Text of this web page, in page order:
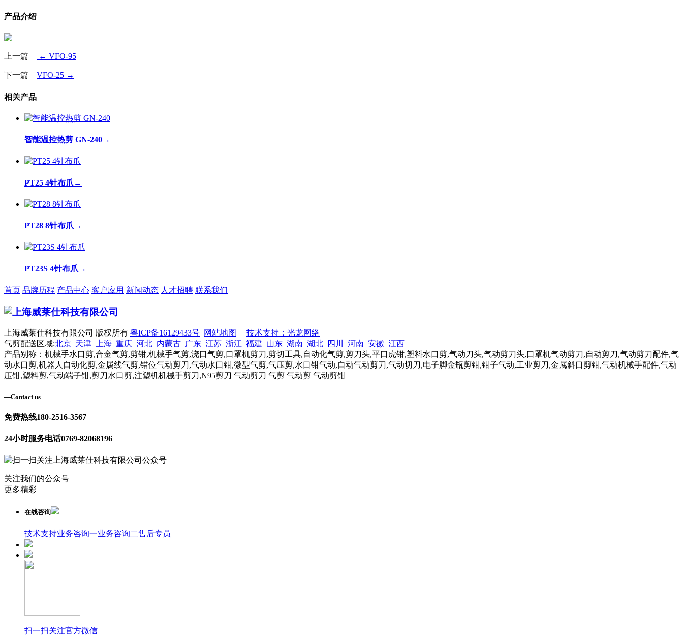
产品介绍
上一篇 ← VFO-95
下一篇 VFO-25 →
相关产品
智能温控热剪 GN-240→
PT25 4针布爪 →
PT28 8针布爪 →
PT23S 4针布爪 →
首页 品牌历程 产品中心 客户应用 新闻动态 人才招聘 联系我们
上海威莱仕科技有限公司 版权所有 粤ICP备16129433号 网站地图
技术支持：光龙网络
气剪配送区域:北京 天津 上海 重庆 河北 内蒙古 广东 江苏 浙江 福建 山东 湖南 湖北 四川 河南 安徽 江西
产品别称：机械手水口剪,合金气剪,剪钳,机械手气剪,浇口气剪,口罩机剪刀,剪切工具,自动化气剪,剪刀头,平口虎钳,塑料水口剪,气动刀头,气动剪刀头,口罩机气动剪刀,自动剪刀,气动剪刀配件,气
动水口剪,机器人自动化剪,金属线气剪,错位气动剪刀,气动水口钳,微型气剪,气压剪,水口钳气动,自动气动剪刀,气动切刀,电子脚金瓶剪钳,钳子气动,工业剪刀,金属斜口剪钳,气动机械手配件,气动
压钳,塑料剪,气动端子钳,剪刀水口剪,注塑机机械手剪刀,N95剪刀 气动剪刀 气剪 气动剪 气动剪钳
—Contact us
免费热线180-2516-3567
24小时服务电话0769-82068196
关注我们的公众号
更多精彩
在线咨询
技术支持业务咨询一业务咨询二售后专员
扫一扫关注官方微信